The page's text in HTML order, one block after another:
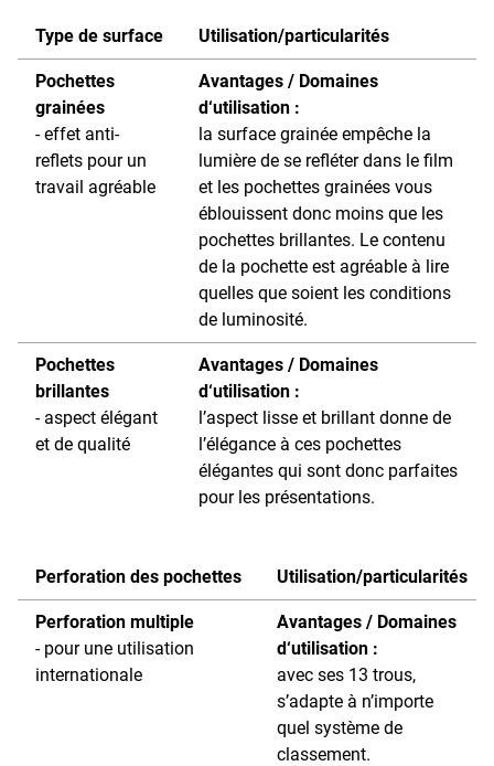
Type de surface Utilisation/particularités
Pochettes
grainées
- effet anti-
reflets pour un
travail agréable
Avantages / Domaines
d‘utilisation :
la surface grainée empêche la
lumière de se refléter dans le film
et les pochettes grainées vous
éblouissent donc moins que les
pochettes brillantes. Le contenu
de la pochette est agréable à lire
quelles que soient les conditions
de luminosité.
Pochettes
brillantes
- aspect élégant
et de qualité
Avantages / Domaines
d‘utilisation :
l’aspect lisse et brillant donne de
l’élégance à ces pochettes
élégantes qui sont donc parfaites
pour les présentations.
Perforation des pochettes Utilisation/particularités
Perforation multiple
- pour une utilisation
internationale
Avantages / Domaines
d‘utilisation :
avec ses 13 trous,
s’adapte à n’importe
quel système de
classement.